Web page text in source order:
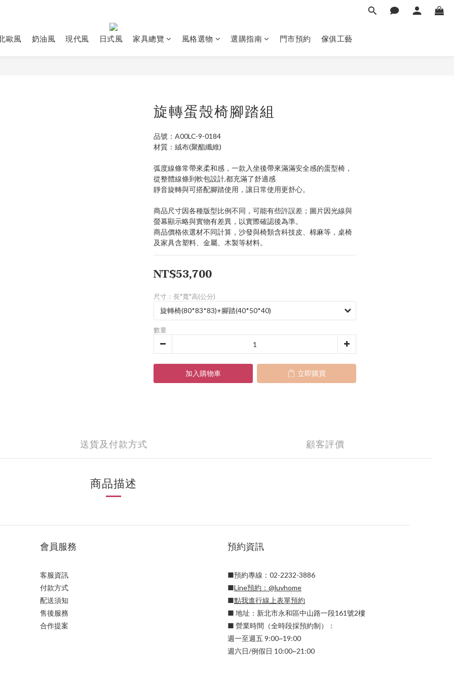
歐風 奶油風 現代風 日式風 家具總覽 風格選物 選購指南 門市預約 傢俱工藝
旋轉蛋殼椅腳踏組
品號：A00LC-9-0184
材質：絨布(聚酯纖維)
弧度線條常帶來柔和感，一款入坐後帶來滿滿安全感的蛋型椅，
從整體線條到軟包設計,都充滿了舒適感
靜音旋轉與可搭配腳踏使用，讓日常使用更舒心。
商品尺寸因各種版型比例不同，可能有些許誤差；圖片因光線與
螢幕顯示略與實物有差異，以實際確認後為準。
商品價格依選材不同計算，沙發與椅類含科技皮、棉麻等，桌椅
及家具含塑料、金屬、木製等材料。
NT$53,700
尺寸：長*寬*高(公分)
數量
加入購物車 立即購買
送貨及付款方式 顧客評價
商品描述
會員服務
客服資訊
付款方式
配送須知
售後服務
合作提案
預約資訊
■預約專線：02-2232-3886
■Line預約： @luvhome
■點我進行線上表單預約
■ 地址：新北市永和區中山路一段161號2樓
■ 營業時間（全時段採預約制）：
週一至週五 9:00~19:00
週六日/例假日 10:00~21:00